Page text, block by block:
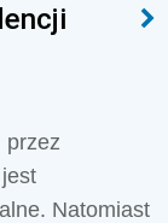
przez
Natomiast